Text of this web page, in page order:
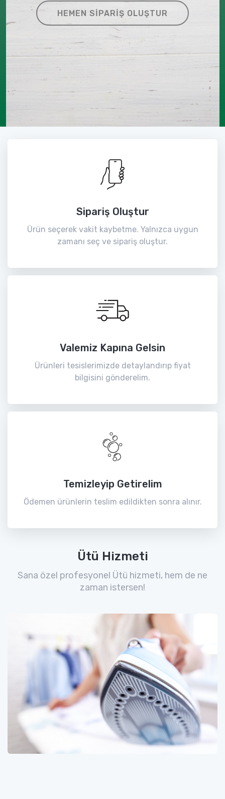
HEMEN SIPARIŞ OLUŞTUR
Sipariş Oluştur
Ürün seçerek vakit kaybetme. Yalnızca uygun
zamanı seç ve sipariş oluştur.
Valemiz Kapına Gelsin
Ürünleri tesislerimizde detaylandırıp fiyat
bilgisini gönderelim.
Temizleyip Getirelim
Ödemen ürünlerin teslim edildikten sonra alınır.
Ütü Hizmeti
Sana özel profesyonel Ütü hizmeti, hem de ne
zaman istersen!